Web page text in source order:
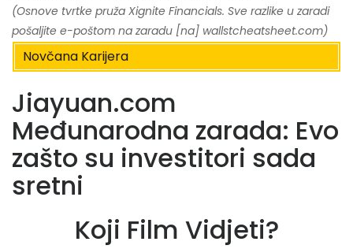
(Osnove tvrtke pruža Xignite Financials. Sve razlike u zaradi
pošaljite e-poštom na zaradu [na] wallstcheatsheet.com)
Novčana Karijera
Jiayuan.com
Međunarodna zarada: Evo
zašto su investitori sada
sretni
Koji Film Vidjeti?